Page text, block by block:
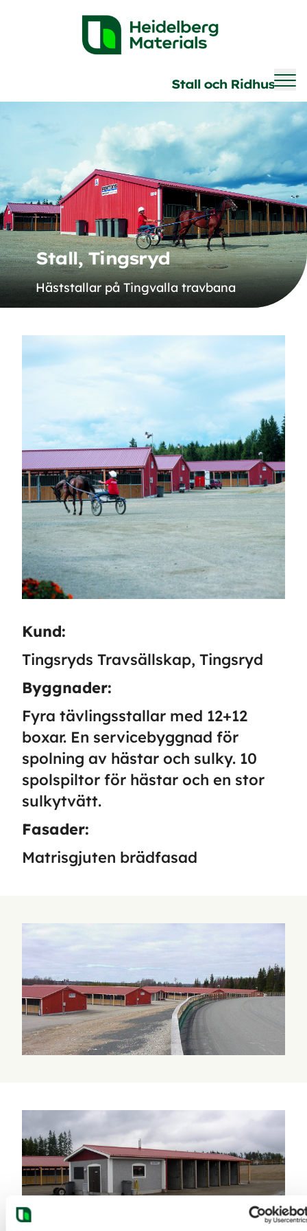
Stall och Ridhus
Stall, Tingsryd
Häststallar på Tingvalla travbana
Kund:
Tingsryds Travsällskap, Tingsryd
Byggnader:
Fyra tävlingsstallar med 12+12
boxar. En servicebyggnad för
spolning av hästar och sulky. 10
spolspiltor för hästar och en stor
sulkytvätt.
Fasader:
Matrisgjuten brädfasad